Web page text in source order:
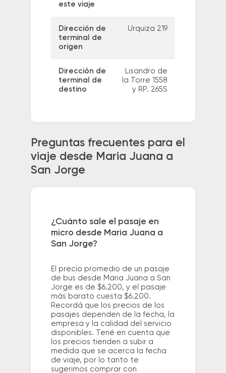
este viaje
Dirección de
terminal de
origen
Urquiza 219
Dirección de
terminal de
destino
Lisandro de
la Torre 1558
y RP. 265S
Preguntas frecuentes para el
viaje desde Maria Juana a
San Jorge
¿Cuánto sale el pasaje en
micro desde Maria Juana a
San Jorge?
El precio promedio de un pasaje
de bus desde Maria Juana a San
Jorge es de $6.200, y el pasaje
más barato cuesta $6.200.
Recordá que los precios de los
pasajes dependen de la fecha, la
empresa y la calidad del servicio
disponibles. Tené en cuenta que
los precios tienden a subir a
medida que se acerca la fecha
de viaje, por lo tanto te
sugerimos comprar con